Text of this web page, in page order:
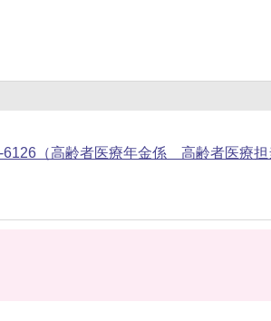
（高齢者医療年金係 高齢者医療